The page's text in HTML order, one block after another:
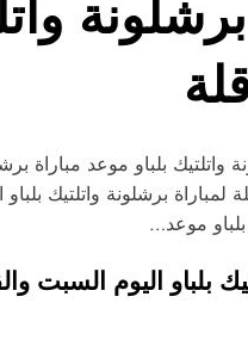
واتلتيك بلباو موعد مباراة
لمباراة برشلونة واتلتيك
بلباو موعد…